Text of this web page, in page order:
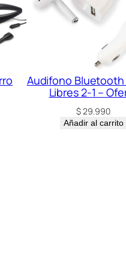
Audifono Bluetooth
Libres 2-1 –
$29.990
Añadir al carrito